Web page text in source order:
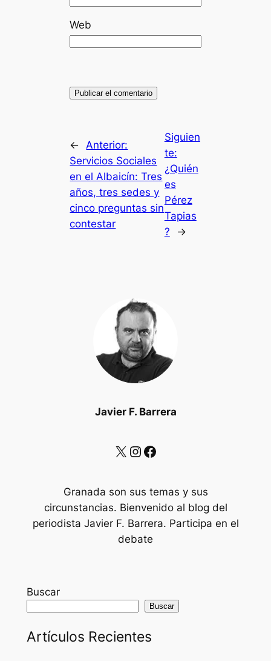
Javier F. Barrera
X Instagram Facebook
Granada son sus temas y sus
circunstancias. Bienvenido al blog del
periodista Javier F. Barrera. Participa en el
debate
Web
←
Anterior:
Servicios Sociales
en el Albaicín: Tres
años, tres sedes y
cinco preguntas sin
contestar
Siguien
te:
¿Quién
es
Pérez
Tapias
?
→
Buscar
Buscar
Artículos Recientes